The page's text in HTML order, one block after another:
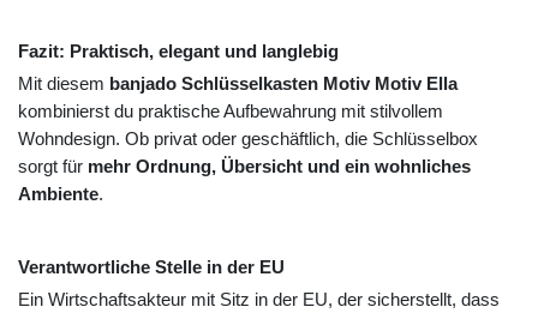
Fazit: Praktisch, elegant und langlebig
Mit diesem banjado Schlüsselkasten Motiv Motiv Ella
kombinierst du praktische Aufbewahrung mit stilvollem
Wohndesign. Ob privat oder geschäftlich, die Schlüsselbox
sorgt für mehr Ordnung, Übersicht und ein wohnliches
Ambiente.
Verantwortliche Stelle in der EU
Ein Wirtschaftsakteur mit Sitz in der EU, der sicherstellt, dass